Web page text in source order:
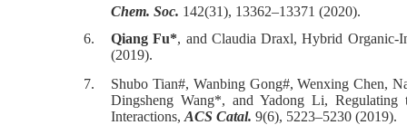
Chem. Soc. 142(31), 13362–13371 (2020).
6.
Qiang Fu*, and Claudia Draxl, Hybrid Organic-
(2019).
7.
Shubo Tian#, Wanbing Gong#, Wenxing Chen,
Dingsheng Wang*, and Yadong Li,
Interactions, ACS Catal. 9(6), 5223–5230 (2019).